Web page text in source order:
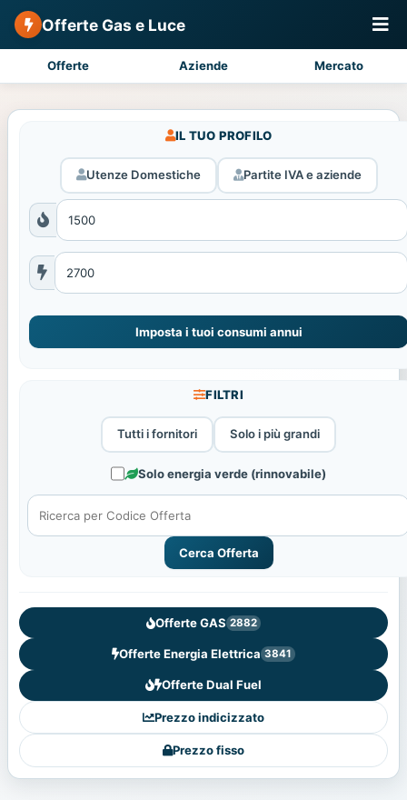
Offerte Gas e Luce
Offerte Aziende Mercato
IL TUO PROFILO
Utenze Domestiche Partite IVA e aziende
Imposta i tuoi consumi annui
FILTRI
Tutti i fornitori Solo i più grandi
Solo energia verde (rinnovabile)
Cerca Offerta
Offerte GAS 2882
Offerte Energia Elettrica 3841
Offerte Dual Fuel
Prezzo indicizzato
Prezzo fisso